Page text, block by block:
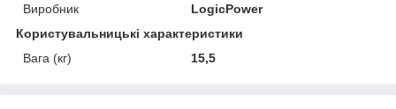
Виробник
LogicPower
Користувальницькі характеристики
Вага (кг)
15,5